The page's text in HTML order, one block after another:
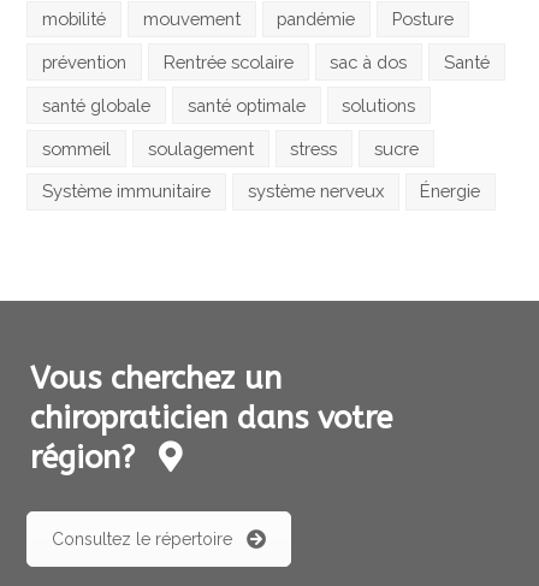
mobilité mouvement pandémie Posture
prévention Rentrée scolaire sac à dos Santé
santé globale santé optimale solutions
sommeil soulagement stress sucre
Système immunitaire système nerveux Énergie
Vous cherchez un
chiropraticien dans votre
région?
Consultez le répertoire